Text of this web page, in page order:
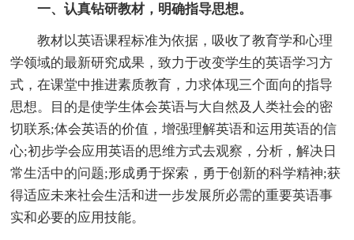
一、认真钻研教材，明确指导思想。
教材以英语课程标准为依据，吸收了教育学和心理
学领域的最新研究成果，致力于改变学生的英语学习方
式，在课堂中推进素质教育，力求体现三个面向的指导
思想。目的是使学生体会英语与大自然及人类社会的密
切联系;体会英语的价值，增强理解英语和运用英语的信
心;初步学会应用英语的思维方式去观察，分析，解决日
常生活中的问题;形成勇于探索，勇于创新的科学精神;获
得适应未来社会生活和进一步发展所必需的重要英语事
实和必要的应用技能。